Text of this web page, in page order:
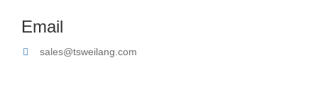
Email
 sales@tsweilang.com